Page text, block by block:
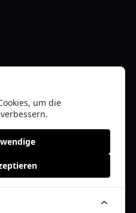
vorbehalten | * =Affiliate-Links /
um die